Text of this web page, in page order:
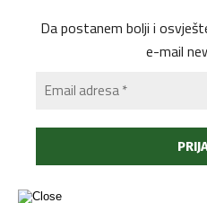
Da postanem bolji i
e-mail